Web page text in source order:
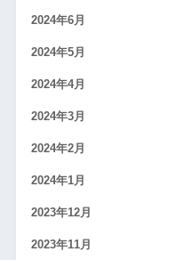
2024年6月
2024年5月
2024年4月
2024年3月
2024年2月
2024年1月
2023年12月
2023年11月